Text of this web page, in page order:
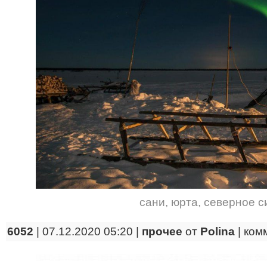
сани, юрта, северное
6052 | 07.12.2020 05:20 | прочее от Polina